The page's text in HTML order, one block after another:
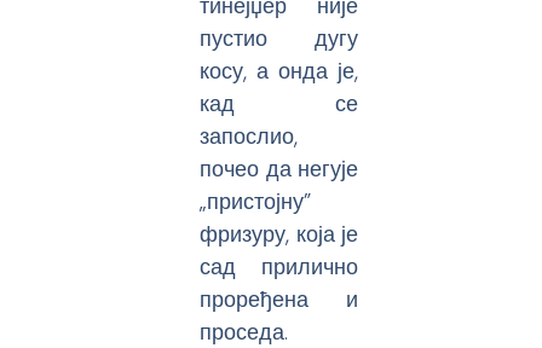
пустио дугу
косу, а онда је,
кад се
запослио,
почео да негује
„пристојну”
фризуру, која је
сад прилично
проређена и
проседа.